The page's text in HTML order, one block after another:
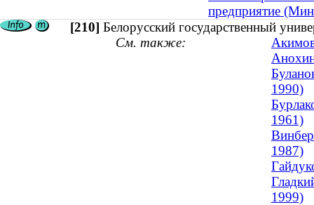
предприятие
[210] Белорусский государственный
См. также:
1990)
1961)
1987)
1999)